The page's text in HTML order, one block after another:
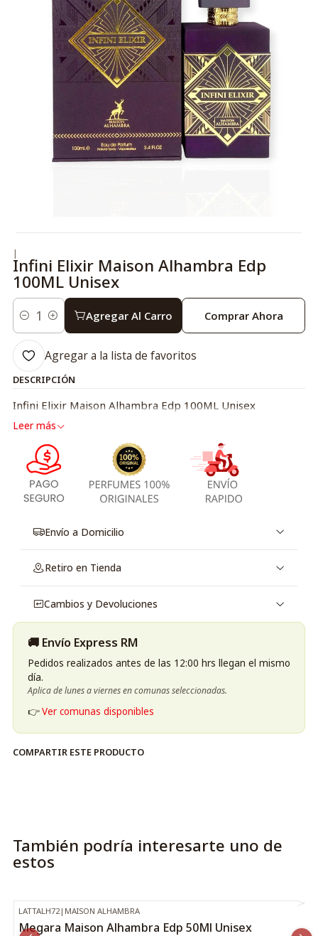
|
Infini Elixir Maison Alhambra Edp
100ML Unisex
Cantidad
Agregar Al Carro Comprar Ahora
Agregar a la lista de favoritos
DESCRIPCIÓN
Infini Elixir Maison Alhambra Edp 100ML Unisex
Leer más
Envío a Domicilio
Retiro en Tienda
Cambios y Devoluciones
🚚 Envío Express RM
Pedidos realizados antes de las 12:00 hrs llegan el mismo
día.
Aplica de lunes a viernes en comunas seleccionadas.
👉Ver comunas disponibles
COMPARTIR ESTE PRODUCTO
También podría interesarte uno de
estos
-42% OFF
LATTALH72| MAISON ALHAMBRA
Megara Maison Alhambra Edp 50Ml Unisex